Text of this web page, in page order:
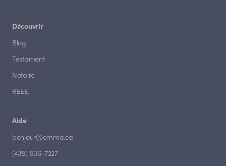
Découvrir
Blog
Testament
Notaire
REEE
Aide
bonjour@emma.ca
(438) 806-7227